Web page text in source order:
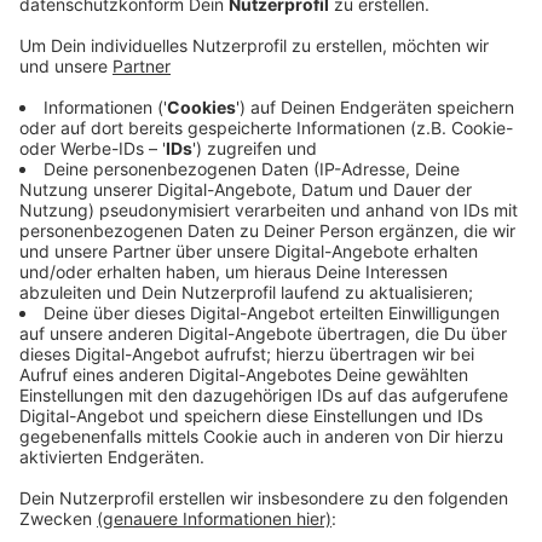
Die Radio Kiepenkerl-Hörerinnen Sandra und Gina aus
Osterwick wundern sich. Wir haben den zuständigen
Landesbetrieb Straßen angesprochen. Es gab noch
Restarbeiten zu erledigen. Darum hat der
Landesbetrieb die Tempo 50 Schilder zunächst
stehen lassen. Nun steht die nächst Phase an. Auf der
Straße ist neue Asphaltschicht. Die Autos und LKW
fahren davon den obersten Film ab. So lange gilt
Tempo 70. Der Landesbetrieb checkt dann noch mal,
ob der Asphalt gut griffig ist. Wenn alles ok ist, gilt
wieder Tempo 100. Also, bald verschwinden die
Temposchilder an der frisch sanierten Landstraße
zwischen Rorup und Billerbeck.